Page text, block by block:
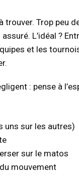
trouver. Trop peu
L’idéal ?
et les
: pense à
uns sur les autres)
sur le matos
mouvement